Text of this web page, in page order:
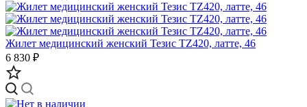
Жилет медицинский женский Тезис TZ420, латте, 46
6 830 ₽